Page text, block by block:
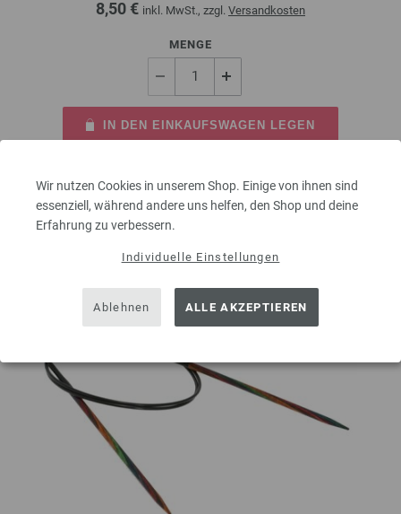
Wir nutzen Cookies in unserem Shop. Einige von ihnen sind
essenziell, während andere uns helfen, den Shop und deine
Erfahrung zu verbessern.
Individuelle Einstellungen
Ablehnen ALLE AKZEPTIEREN
8,50 € inkl. MwSt., zzgl. Versandkosten
MENGE
IN DEN EINKAUFSWAGEN LEGEN
Auf meine Wunschliste